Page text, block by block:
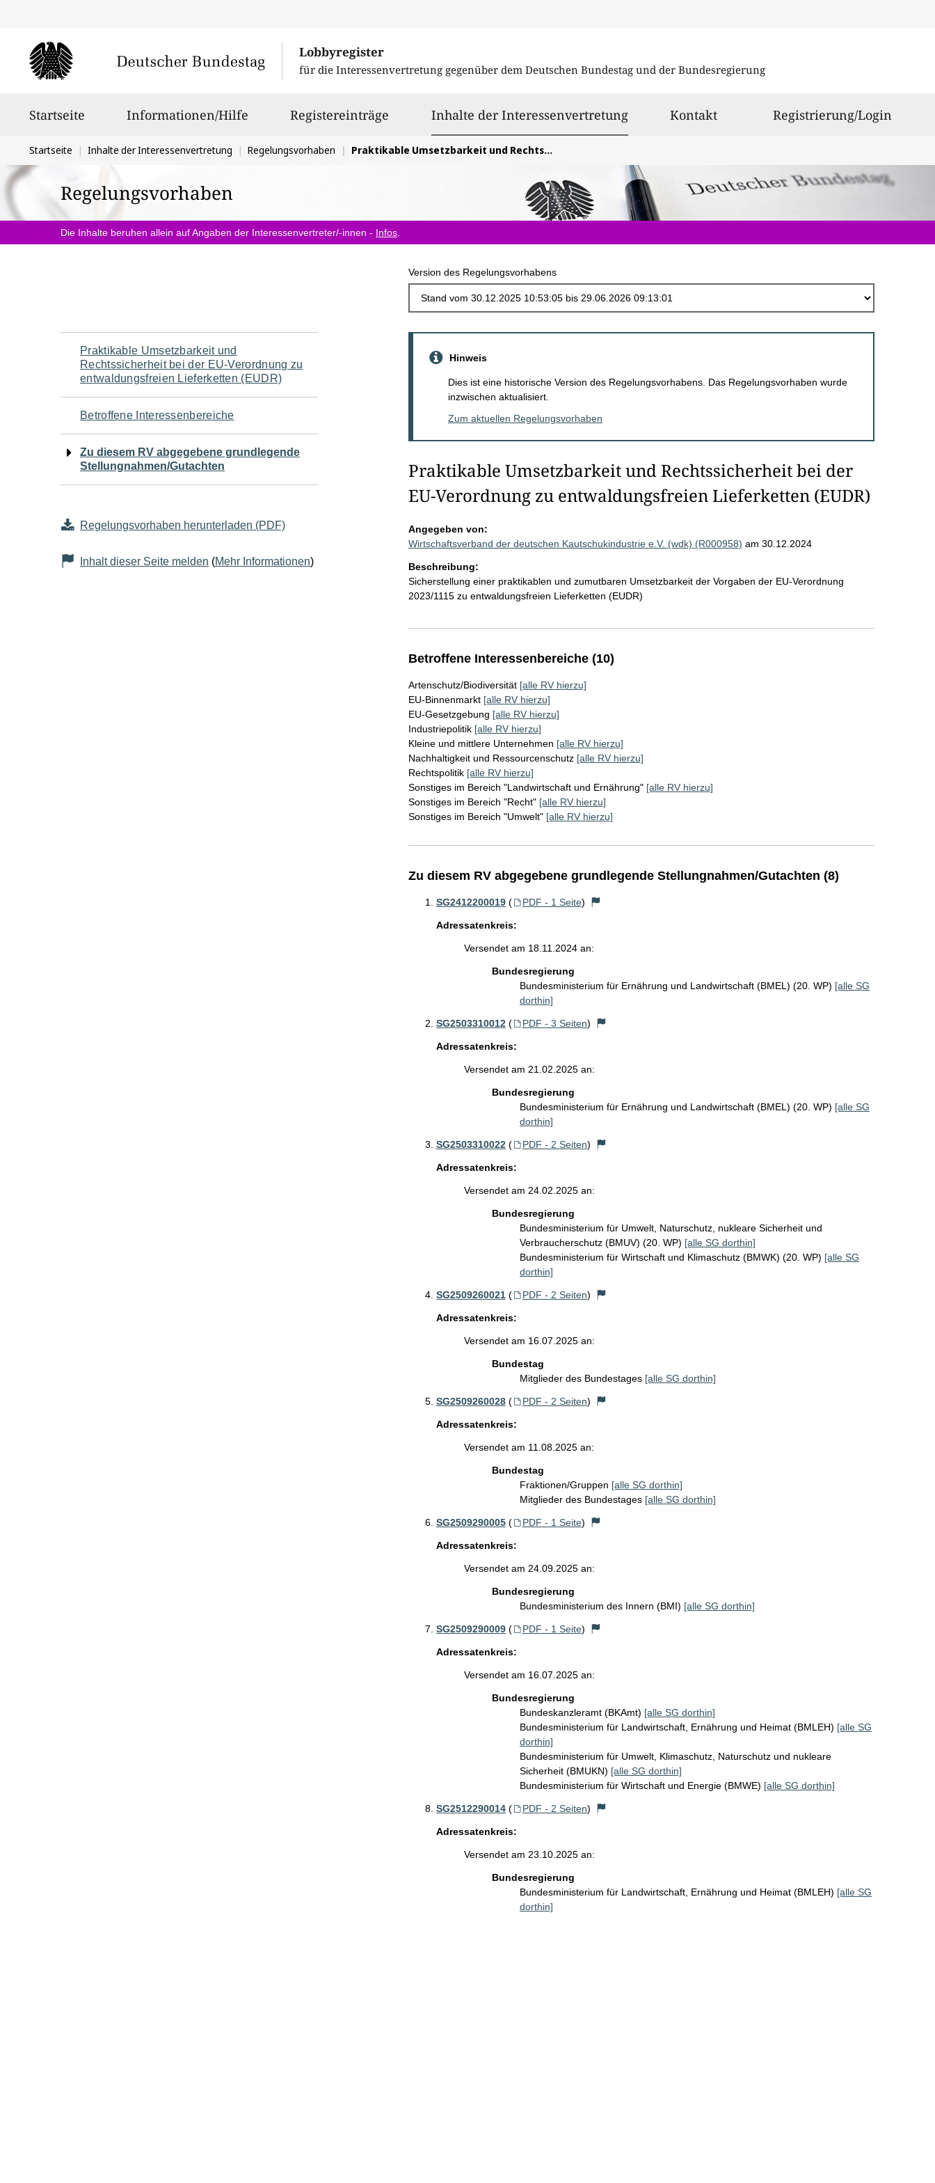
Lobbyregister
für die Interessenvertretung gegenüber dem Deutschen Bundestag und der Bundesregierung
Startseite Informationen/Hilfe Registereinträge Inhalte der Interessenvertretungausgewählt
Kontakt Registrierung/Login
Sie
befinden
sich
hier:
Startseite Inhalte der Interessenvertretung Regelungsvorhaben Praktikable Umsetzbarkeit und Rechtssicherheit bei der EU-Verordnung zu entwaldungsfreien Lieferketten (EUDR)
Regelungsvorhaben
Die Inhalte beruhen allein auf Angaben der Interessenvertreter/-innen - Infos
Version des Regelungsvorhabens
Navigation
für
den
Seiteninhalt
Praktikable Umsetzbarkeit und
Rechtssicherheit bei der EU-Verordnung zu
entwaldungsfreien Lieferketten (EUDR)
Betroffene Interessenbereiche
Zu diesem RV abgegebene grundlegende
Stellungnahmen/Gutachten
Regelungsvorhaben herunterladen (PDF)
Inhalt dieser Seite melden (Mehr Informationen)
Hinweis
Dies ist eine historische Version des Regelungsvorhabens. Das Regelungsvorhaben wurde
inzwischen aktualisiert.
Zum aktuellen Regelungsvorhaben
Praktikable Umsetzbarkeit und Rechtssicherheit bei der
EU-Verordnung zu entwaldungsfreien Lieferketten (EUDR)
Angegeben von:
Wirtschaftsverband der deutschen Kautschukindustrie e.V. (wdk) (R000958) am 30.12.2024
Beschreibung:
Sicherstellung einer praktikablen und zumutbaren Umsetzbarkeit der Vorgaben der EU-Verordnung
2023/1115 zu entwaldungsfreien Lieferketten (EUDR)
Betroffene Interessenbereiche (10)
Artenschutz/Biodiversität [alle RV hierzu]
EU-Binnenmarkt [alle RV hierzu]
EU-Gesetzgebung [alle RV hierzu]
Industriepolitik [alle RV hierzu]
Kleine und mittlere Unternehmen [alle RV hierzu]
Nachhaltigkeit und Ressourcenschutz [alle RV hierzu]
Rechtspolitik [alle RV hierzu]
Sonstiges im Bereich "Landwirtschaft und Ernährung" [alle RV hierzu]
Sonstiges im Bereich "Recht" [alle RV hierzu]
Sonstiges im Bereich "Umwelt" [alle RV hierzu]
Zu diesem RV abgegebene grundlegende Stellungnahmen/Gutachten (8)
SG2412200019 ( PDF - 1 Seite)
Adressatenkreis:
Versendet am 18.11.2024 an:
Bundesregierung
Bundesministerium für Ernährung und Landwirtschaft (BMEL) (20. WP) [alle SG
dorthin]
SG2503310012 ( PDF - 3 Seiten)
Adressatenkreis:
Versendet am 21.02.2025 an:
Bundesregierung
Bundesministerium für Ernährung und Landwirtschaft (BMEL) (20. WP) [alle SG
dorthin]
SG2503310022 ( PDF - 2 Seiten)
Adressatenkreis:
Versendet am 24.02.2025 an:
Bundesregierung
Bundesministerium für Umwelt, Naturschutz, nukleare Sicherheit und
Verbraucherschutz (BMUV) (20. WP) [alle SG dorthin]
Bundesministerium für Wirtschaft und Klimaschutz (BMWK) (20. WP) [alle SG
dorthin]
SG2509260021 ( PDF - 2 Seiten)
Adressatenkreis:
Versendet am 16.07.2025 an:
Bundestag
Mitglieder des Bundestages [alle SG dorthin]
SG2509260028 ( PDF - 2 Seiten)
Adressatenkreis:
Versendet am 11.08.2025 an:
Bundestag
Fraktionen/Gruppen [alle SG dorthin]
Mitglieder des Bundestages [alle SG dorthin]
SG2509290005 ( PDF - 1 Seite)
Adressatenkreis:
Versendet am 24.09.2025 an:
Bundesregierung
Bundesministerium des Innern (BMI) [alle SG dorthin]
SG2509290009 ( PDF - 1 Seite)
Adressatenkreis:
Versendet am 16.07.2025 an:
Bundesregierung
Bundeskanzleramt (BKAmt) [alle SG dorthin]
Bundesministerium für Landwirtschaft, Ernährung und Heimat (BMLEH) [alle SG
dorthin]
Bundesministerium für Umwelt, Klimaschutz, Naturschutz und nukleare
Sicherheit (BMUKN) [alle SG dorthin]
Bundesministerium für Wirtschaft und Energie (BMWE) [alle SG dorthin]
SG2512290014 ( PDF - 2 Seiten)
Adressatenkreis:
Versendet am 23.10.2025 an:
Bundesregierung
Bundesministerium für Landwirtschaft, Ernährung und Heimat (BMLEH) [alle SG
dorthin]